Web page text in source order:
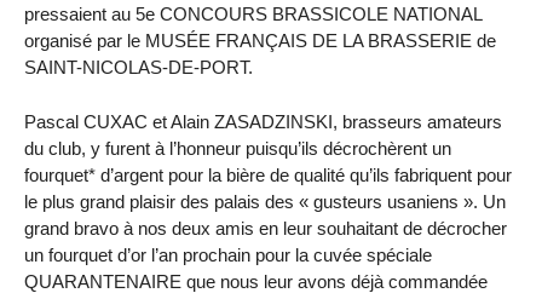
pressaient au 5e CONCOURS BRASSICOLE NATIONAL
organisé par le MUSÉE FRANÇAIS DE LA BRASSERIE de
SAINT-NICOLAS-DE-PORT.
Pascal CUXAC et Alain ZASADZINSKI, brasseurs amateurs
du club, y furent à l’honneur puisqu’ils décrochèrent un
fourquet* d’argent pour la bière de qualité qu’ils fabriquent pour
le plus grand plaisir des palais des « gusteurs usaniens ». Un
grand bravo à nos deux amis en leur souhaitant de décrocher
un fourquet d’or l’an prochain pour la cuvée spéciale
QUARANTENAIRE que nous leur avons déjà commandée